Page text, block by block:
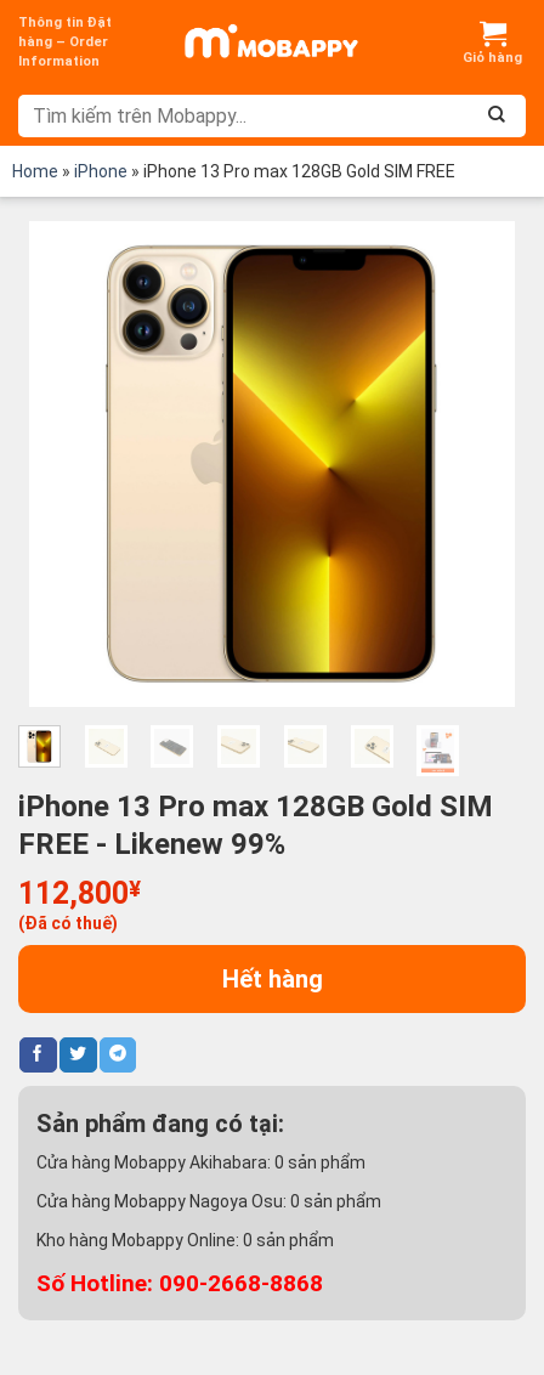
Chuyển
đến
dung
Thông tin Đặt
hàng – Order
Information
Home » iPhone » iPhone 13 Pro max 128GB Gold SIM FREE
iPhone 13 Pro max 128GB Gold SIM
FREE - Likenew 99%
112,800¥
(Đã có thuế)
Hết hàng
Sản phẩm đang có tại:
Cửa hàng Mobappy Akihabara: 0 sản phẩm
Cửa hàng Mobappy Nagoya Osu: 0 sản phẩm
Kho hàng Mobappy Online: 0 sản phẩm
Số Hotline: 090-2668-8868